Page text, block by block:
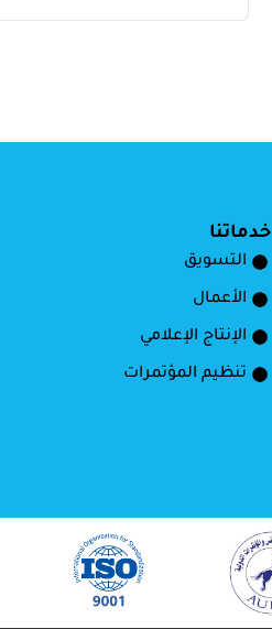
خدماتنا
التسويق
الأعمال
الإنتاج الإعلامي
تنظيم المؤتمرات